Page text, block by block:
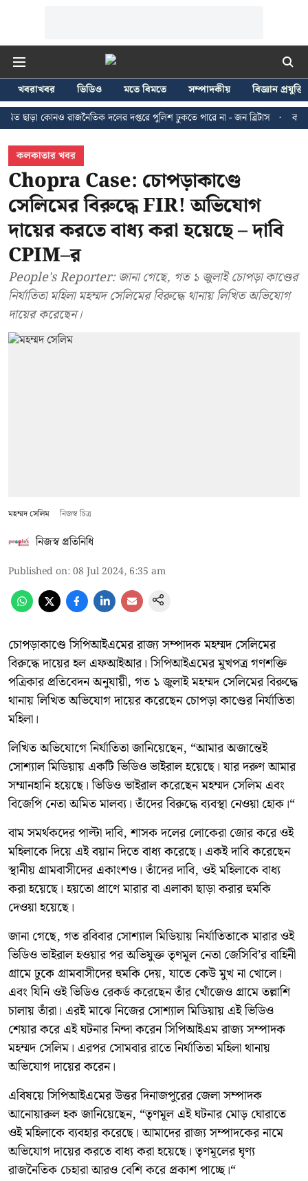
খবরাখবর ভিডিও মতে বিমতে সম্পাদকীয়
বিজ্ঞান প্রযুক্তি
রাজনৈতিক দলের দপ্তরে পুলিশ ঢুকতে পারে না - জন ব্রিটাস
কলকাতায় ২৪
কলকাতার খবর
Chopra Case: চোপড়াকাণ্ডে
সেলিমের বিরুদ্ধে FIR! অভিযোগ
দায়ের করতে বাধ্য করা হয়েছে – দাবি
CPIM–র
People's Reporter: জানা গেছে, গত ১ জুলাই চোপড়া কাণ্ডের
নির্যাতিতা মহিলা মহম্মদ সেলিমের বিরুদ্ধে থানায় লিখিত অভিযোগ
দায়ের করেছেন।
মহম্মদ সেলিম নিজস্ব চিত্র
নিজস্ব প্রতিনিধি
Published on:08 Jul 2024, 6:35 am
চোপড়াকাণ্ডে সিপিআইএমের রাজ্য সম্পাদক মহম্মদ সেলিমের
বিরুদ্ধে দায়ের হল এফআইআর। সিপিআইএমের মুখপত্র গণশক্তি
পত্রিকার প্রতিবেদন অনুযায়ী, গত ১ জুলাই মহম্মদ সেলিমের বিরুদ্ধে
থানায় লিখিত অভিযোগ দায়ের করেছেন চোপড়া কাণ্ডের নির্যাতিতা
মহিলা।
লিখিত অভিযোগে নির্যাতিতা জানিয়েছেন, “আমার অজান্তেই
সোশ্যাল মিডিয়ায় একটি ভিডিও ভাইরাল হয়েছে। যার দরুণ আমার
সম্মানহানি হয়েছে। ভিডিও ভাইরাল করেছেন মহম্মদ সেলিম এবং
বিজেপি নেতা অমিত মালব্য। তাঁদের বিরুদ্ধে ব্যবস্থা নেওয়া হোক।“
বাম সমর্থকদের পাল্টা দাবি, শাসক দলের লোকেরা জোর করে ওই
মহিলাকে দিয়ে এই বয়ান দিতে বাধ্য করেছে। একই দাবি করেছেন
স্থানীয় গ্রামবাসীদের একাংশও। তাঁদের দাবি, ওই মহিলাকে বাধ্য
করা হয়েছে। হয়তো প্রাণে মারার বা এলাকা ছাড়া করার হুমকি
দেওয়া হয়েছে।
জানা গেছে, গত রবিবার সোশ্যাল মিডিয়ায় নির্যাতিতাকে মারার ওই
ভিডিও ভাইরাল হওয়ার পর অভিযুক্ত তৃণমূল নেতা জেসিবি’র বাহিনী
গ্রামে ঢুকে গ্রামবাসীদের হুমকি দেয়, যাতে কেউ মুখ না খোলে।
এবং যিনি ওই ভিডিও রেকর্ড করেছেন তাঁর খোঁজেও গ্রামে তল্লাশি
চালায় তাঁরা। এরই মাঝে নিজের সোশ্যাল মিডিয়ায় এই ভিডিও
শেয়ার করে এই ঘটনার নিন্দা করেন সিপিআইএম রাজ্য সম্পাদক
মহম্মদ সেলিম। এরপর সোমবার রাতে নির্যাতিতা মহিলা থানায়
অভিযোগ দায়ের করেন।
এবিষয়ে সিপিআইএমের উত্তর দিনাজপুরের জেলা সম্পাদক
আনোয়ারুল হক জানিয়েছেন, “তৃণমূল এই ঘটনার মোড় ঘোরাতে
ওই মহিলাকে ব্যবহার করেছে। আমাদের রাজ্য সম্পাদকের নামে
অভিযোগ দায়ের করতে বাধ্য করা হয়েছে। তৃণমূলের ঘৃণ্য
রাজনৈতিক চেহারা আরও বেশি করে প্রকাশ পাচ্ছে।“